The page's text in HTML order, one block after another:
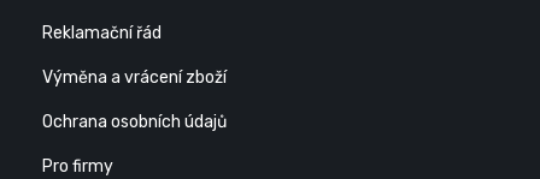
Reklamační řád
Výměna a vrácení zboží
Ochrana osobních údajů
Pro firmy